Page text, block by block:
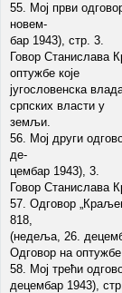
55. Мој први
новем-
бар 1943), стр. 3.
Говор Станислава
оптужбе које
југословенска
српских власти у
земљи.
56. Мој други
де-
цембар 1943), 3.
Говор Станислава
57. Одговор
818,
(недеља, 26.
Одговор на
58. Мој трећи
децембар 1943),